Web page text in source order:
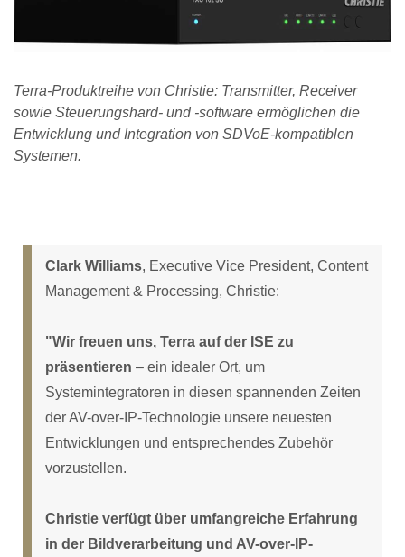
Terra-Produktreihe von Christie: Transmitter, Receiver
sowie Steuerungshard- und -software ermöglichen die
Entwicklung und Integration von SDVoE-kompatiblen
Systemen.
Clark Williams, Executive Vice President, Content
Management & Processing, Christie:
"Wir freuen uns, Terra auf der ISE zu
präsentieren – ein idealer Ort, um
Systemintegratoren in diesen spannenden Zeiten
der AV-over-IP-Technologie unsere neuesten
Entwicklungen und entsprechendes Zubehör
vorzustellen.
Christie verfügt über umfangreiche Erfahrung
in der Bildverarbeitung und AV-over-IP-